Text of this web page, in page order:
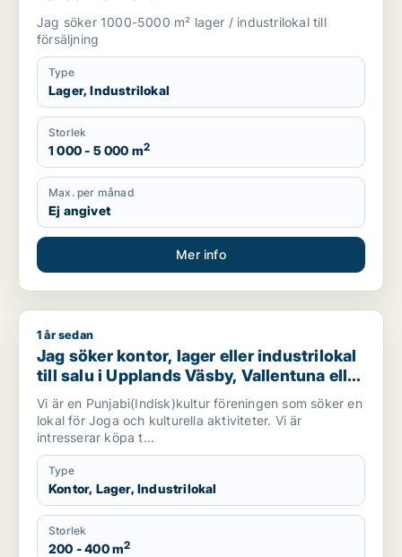
Jag söker 1000-5000 m² lager / industrilokal till
försäljning
Type
Lager, Industrilokal
Storlek
1 000 - 5 000 m2
Max. per månad
Ej angivet
Mer info
Jag söker kontor, lager eller industrilokal till salu i Upplands
1 år sedan
Jag söker kontor, lager eller industrilokal
till salu i Upplands Väsby, Vallentuna eller
Järfälla m.fl.
Vi är en Punjabi(Indisk)kultur föreningen som söker en
lokal för Joga och kulturella aktiviteter. Vi är
intresserar köpa t...
Type
Kontor, Lager, Industrilokal
Storlek
200 - 400 m2